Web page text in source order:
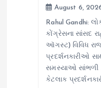
August 6,
Rahul Gandhi:
કોંગ્રેસના સાંસદ
ઑગસ્ટ) વિવિધ
પ્રદર્શનકારીઓ
સમસ્યાઓ સાંભળી
કેટલાક